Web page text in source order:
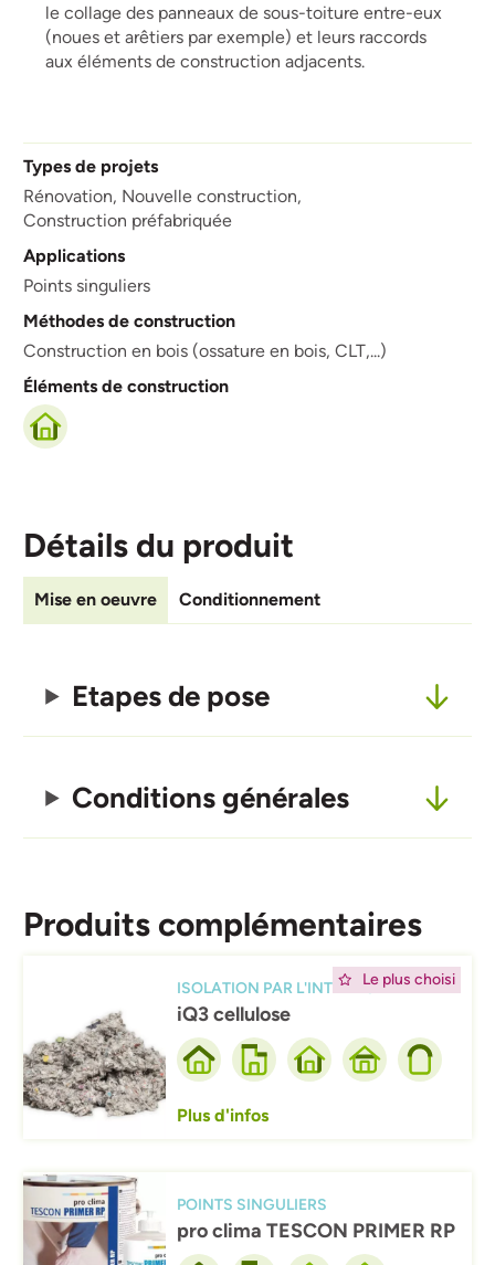
le collage des panneaux de sous-toiture entre-eux
(noues et arêtiers par exemple) et leurs raccords
aux éléments de construction adjacents.
Types de projets
Rénovation, Nouvelle construction,
Construction préfabriquée
Applications
Points singuliers
Méthodes de construction
Construction en bois (ossature en bois, CLT,...)
Éléments de construction
Détails du produit
Mise en oeuvre Conditionnement
Etapes de pose
Conditions générales
Produits complémentaires
Le plus choisi
ISOLATION PAR L'INTÉRIEUR
iQ3 cellulose
Plus d'infos
Afbeelding
POINTS SINGULIERS
pro clima TESCON PRIMER RP